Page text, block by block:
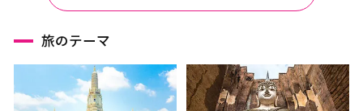
旅のテーマ